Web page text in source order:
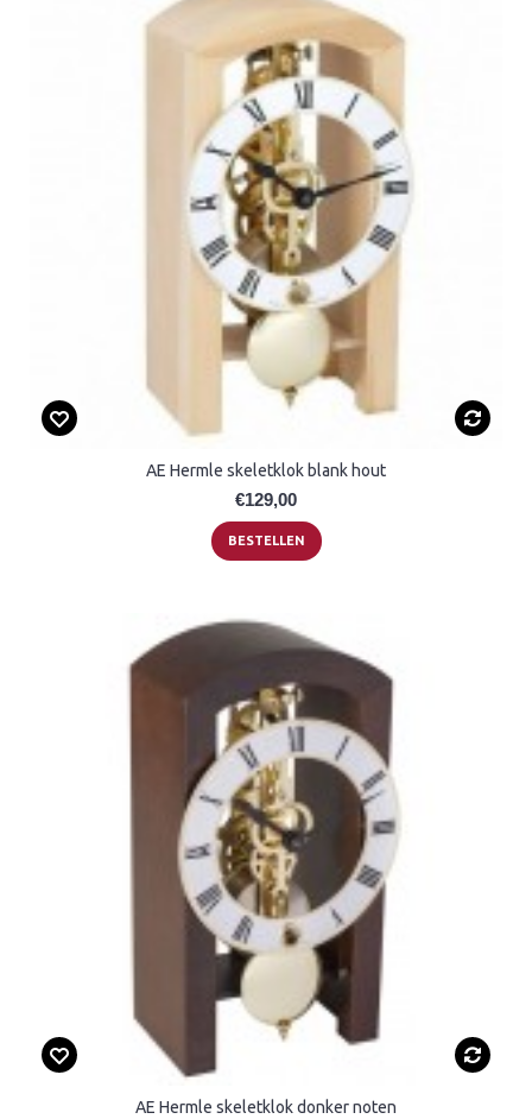
AE Hermle skeletklok blank hout
€129,00
BESTELLEN
AE Hermle skeletklok donker noten